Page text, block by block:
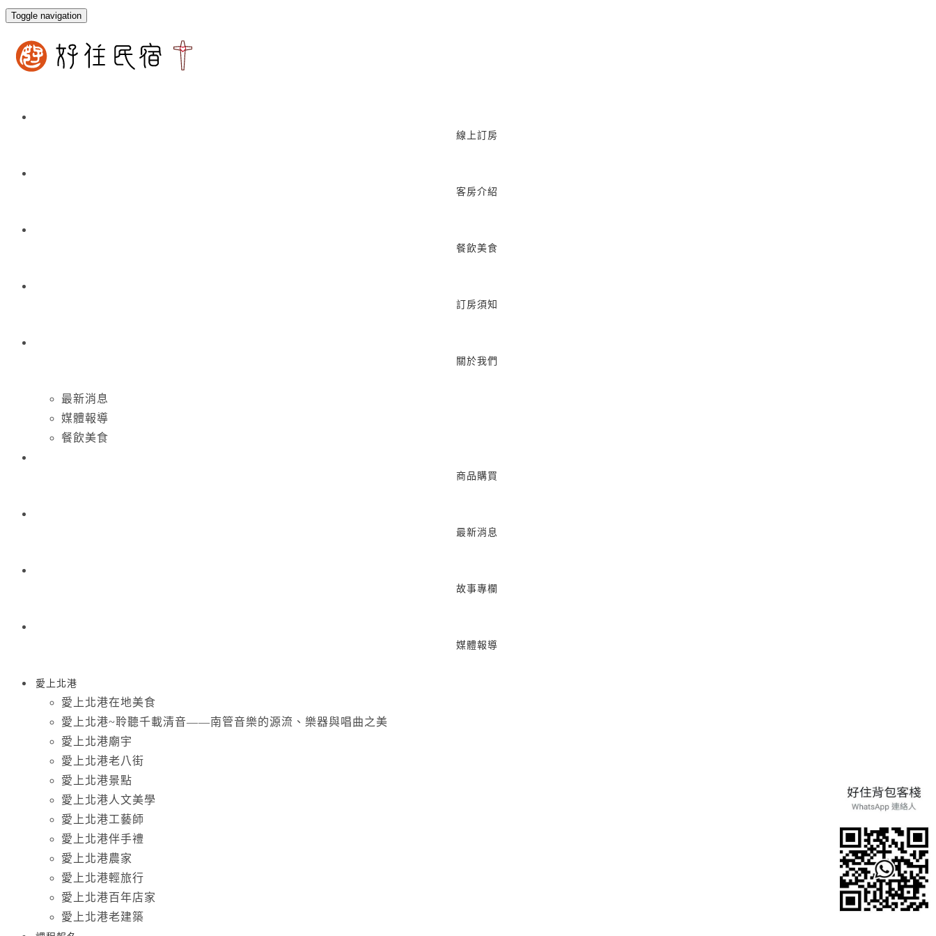
Toggle navigation
線上訂房
客房介紹
餐飲美食
訂房須知
關於我們
最新消息
媒體報導
餐飲美食
商品購買
最新消息
故事專欄
媒體報導
愛上北港
愛上北港在地美食
愛上北港~聆聽千載清音——南管音樂的源流、樂器與唱曲之美
愛上北港廟宇
愛上北港老八街
愛上北港景點
愛上北港人文美學
愛上北港工藝師
愛上北港伴手禮
愛上北港農家
愛上北港輕旅行
愛上北港百年店家
愛上北港老建築